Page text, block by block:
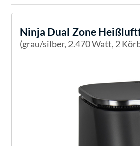
Ninja Dual Zone
(grau/silber, 2.470 Watt, 2